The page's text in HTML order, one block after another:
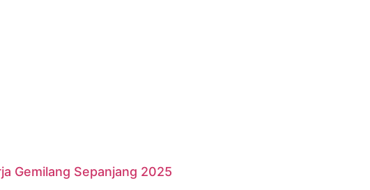
Gemilang Sepanjang 2025